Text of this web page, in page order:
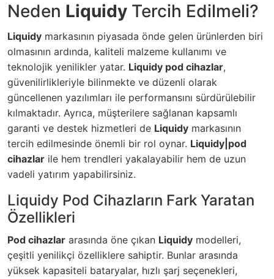
Neden Liquidy Tercih Edilmeli?
Liquidy markasının piyasada önde gelen ürünlerden biri
olmasının ardında, kaliteli malzeme kullanımı ve
teknolojik yenilikler yatar. Liquidy pod cihazlar,
güvenilirlikleriyle bilinmekte ve düzenli olarak
güncellenen yazılımları ile performansını sürdürülebilir
kılmaktadır. Ayrıca, müşterilere sağlanan kapsamlı
garanti ve destek hizmetleri de Liquidy markasının
tercih edilmesinde önemli bir rol oynar. Liquidy|pod
cihazlar ile hem trendleri yakalayabilir hem de uzun
vadeli yatırım yapabilirsiniz.
Liquidy Pod Cihazların Fark Yaratan
Özellikleri
Pod cihazlar arasında öne çıkan Liquidy modelleri,
çeşitli yenilikçi özelliklere sahiptir. Bunlar arasında
yüksek kapasiteli bataryalar, hızlı şarj seçenekleri,